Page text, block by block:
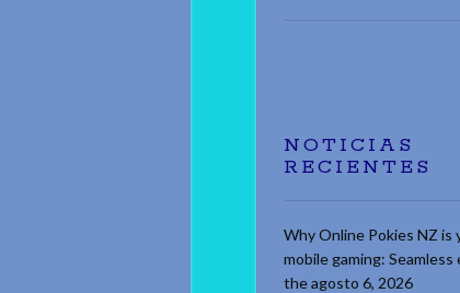
NOTICIAS
RECIENTES
Why Online Pokies NZ is
mobile gaming:
theagosto 6, 2026